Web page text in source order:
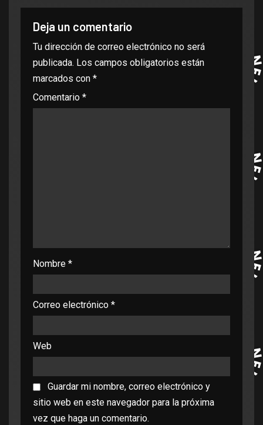
Deja un comentario
Tu dirección de correo electrónico no será
publicada. Los campos obligatorios están
marcados con *
Comentario *
Nombre *
Correo electrónico *
Web
Guardar mi nombre, correo electrónico y
sitio web en este navegador para la próxima
vez que haga un comentario.